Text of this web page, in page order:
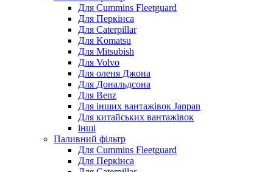
Для Cummins Fleetguard
Для Перкінса
Для Caterpillar
Для Komatsu
Для Mitsubish
Для Volvo
Для оленя Джона
Для Дональдсона
Для Benz
Для інших вантажівок Janpan
Для китайських вантажівок
інші
Паливний фільтр
Для Cummins Fleetguard
Для Перкінса